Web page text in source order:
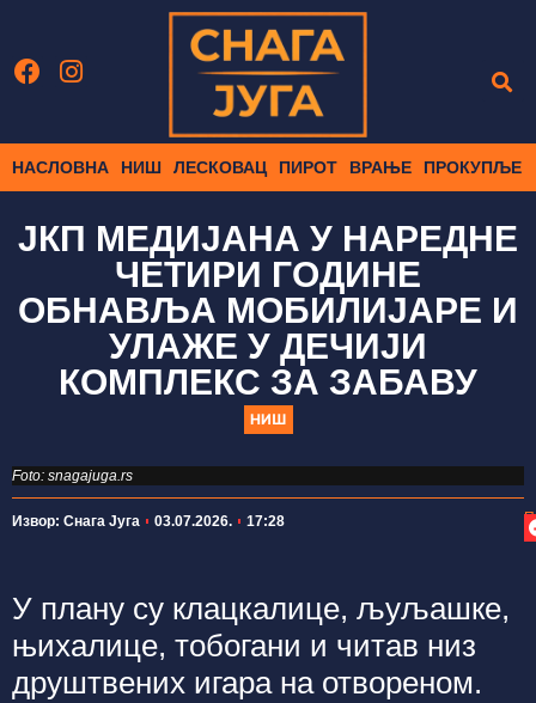
НАСЛОВНА НИШ ЛЕСКОВАЦ ПИРОТ ВРАЊЕ ПРОКУПЉЕ
ЈКП МЕДИЈАНА У НАРЕДНЕ
ЧЕТИРИ ГОДИНЕ
ОБНАВЉА МОБИЛИЈАРЕ И
УЛАЖЕ У ДЕЧИЈИ
КОМПЛЕКС ЗА ЗАБАВУ
НИШ
Foto: snagajuga.rs
Извор: Снага Југа 03.07.2026. 17:28
У плану су клацкалице, љуљашке,
њихалице, тобогани и читав низ
друштвених игара на отвореном.